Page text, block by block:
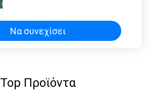
0.45mm
Να συνεχίσει
Top Προϊόντα